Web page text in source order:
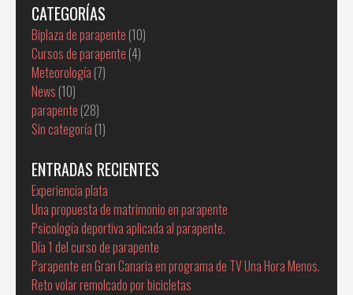
CATEGORÍAS
Biplaza de parapente (10)
Cursos de parapente (4)
Meteorología (7)
News (10)
parapente (28)
Sin categoría (1)
ENTRADAS RECIENTES
Experiencia plata
Una propuesta de matrimonio en parapente
Psicología deportiva aplicada al parapente.
Día 1 del curso de parapente
Parapente en Gran Canaria en programa de TV Una Hora Menos.
Reto volar remolcado por bicicletas